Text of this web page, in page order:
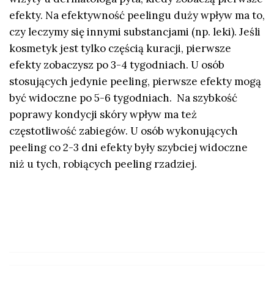
efekty. Na efektywność peelingu duży wpływ ma to,
czy leczymy się innymi substancjami (np. leki). Jeśli
kosmetyk jest tylko częścią kuracji, pierwsze
efekty zobaczysz po 3-4 tygodniach. U osób
stosujących jedynie peeling, pierwsze efekty mogą
być widoczne po 5-6 tygodniach. Na szybkość
poprawy kondycji skóry wpływ ma też
częstotliwość zabiegów. U osób wykonujących
peeling co 2-3 dni efekty były szybciej widoczne
niż u tych, robiących peeling rzadziej.